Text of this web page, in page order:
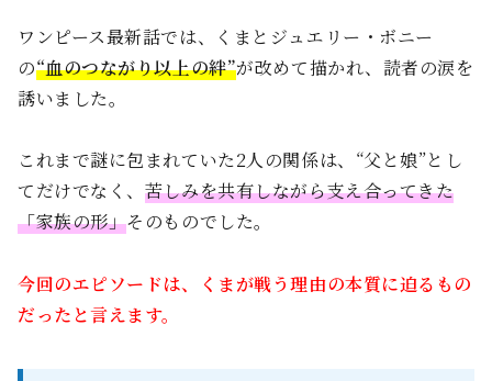
ワンピース最新話では、くまとジュエリー・ボニー
の“血のつながり以上の絆”が改めて描かれ、読者の涙を
誘いました。
これまで謎に包まれていた2人の関係は、“父と娘”とし
てだけでなく、 苦しみを共有しながら支え合ってきた
「家族の形」そのものでした。
今回のエピソードは、くまが戦う理由の本質に迫るもの
だったと言えます。